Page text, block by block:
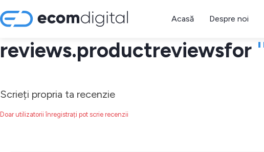
Acasă Despre noi
reviews.productreviewsfor
Scrieți propria ta recenzie
Doar utilizatorii înregistrați pot scrie recenzii